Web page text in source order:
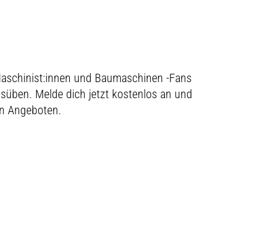
und Baumaschinen -Fans
Melde dich jetzt kostenlos an und
Angeboten.